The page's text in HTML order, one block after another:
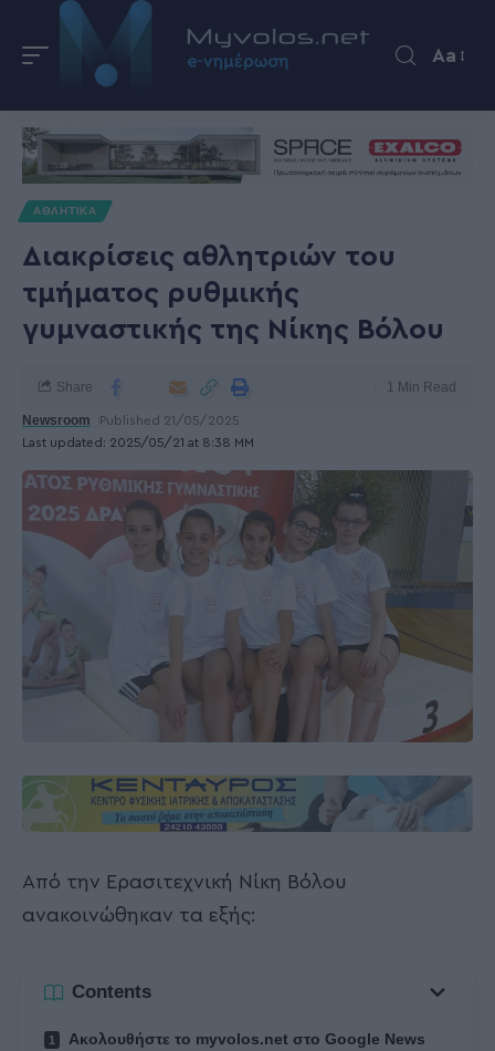
Aa
ΑΘΛΗΤΙΚΑ
Διακρίσεις αθλητριών του
τμήματος ρυθμικής
γυμναστικής της Νίκης Βόλου
Last updated: 2025/05/21 at 8:38 ΜΜ
Newsroom Published 21/05/2025
Share 1 Min Read
Από την Ερασιτεχνική Νίκη Βόλου
ανακοινώθηκαν τα εξής:
Contents
Ακολουθήστε το myvolos.net στο Google News